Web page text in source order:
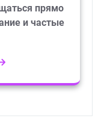
прямо
и частые